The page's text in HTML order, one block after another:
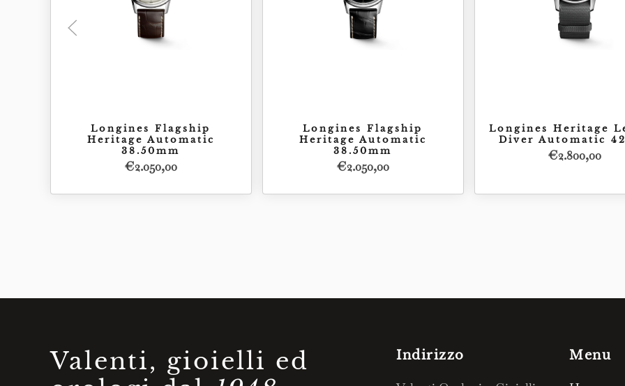
Longines Flagship
Heritage Automatic
38.50mm
€2.050,00
Longines Flagship
Heritage Automatic
38.50mm
€2.050,00
Longines Heritage
Diver Automatic
€2.800,00
Valenti, gioielli ed
Indirizzo Menu